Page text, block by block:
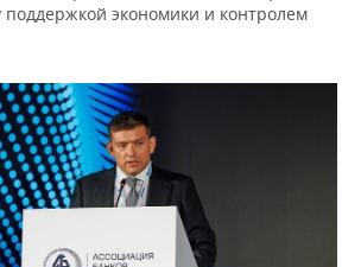
экономики и контролем